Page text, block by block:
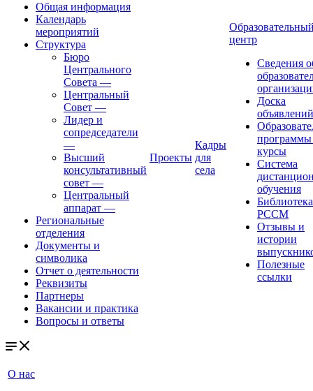
Общая информация
Календарь
мероприятий
Структура
Бюро
Центрального
Совета —
Центральный
Совет —
Лидер и
сопредседатели
—
Высший
консультативный
совет —
Центральный
аппарат —
Региональные
отделения
Документы и
символика
Отчет о деятельности
Реквизиты
Партнеры
Вакансии и практика
Вопросы и ответы
Проекты
Кадры
для
села
центр
Сведения
Доска
объявлений
курсы
Система
обучения
Библиотека
РССМ
Отзывы и
истории
Полезные
ссылки
О нас